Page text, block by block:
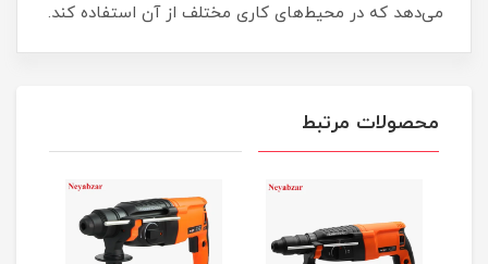
می‌دهد که در محیط‌های کاری مختلف از آن استفاده کند.
محصولات مرتبط